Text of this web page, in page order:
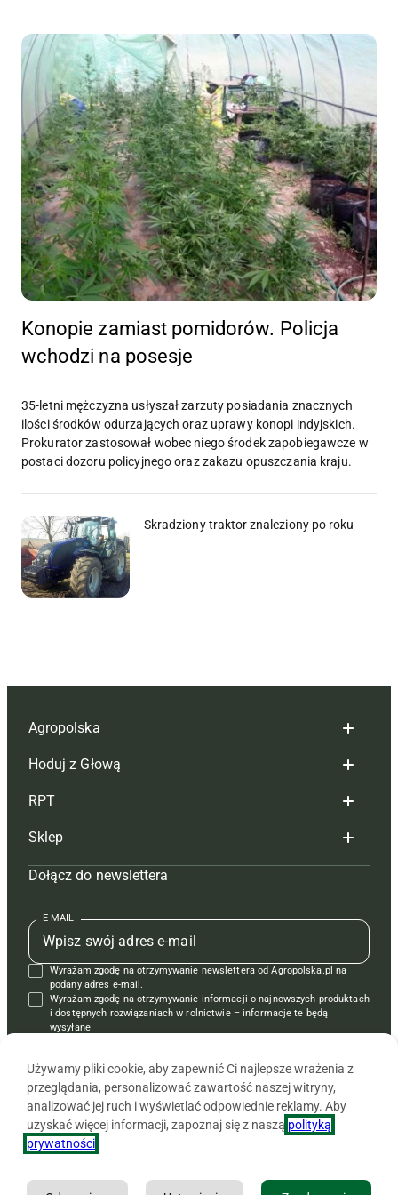
Konopie zamiast pomidorów. Policja
wchodzi na posesje
35-letni mężczyzna usłyszał zarzuty posiadania znacznych
ilości środków odurzających oraz uprawy konopi indyjskich.
Prokurator zastosował wobec niego środek zapobiegawcze w
postaci dozoru policyjnego oraz zakazu opuszczania kraju.
Skradziony traktor znaleziony po roku
Agropolska
Redakcja
Reklama
Tagi
Mapa serwisu
Kontakt
Regulamin
Polityka prywatności
Hoduj z Głową
Hoduj z głową bydło
Hoduj z głową świnie
Prenumerata
Redakcja
Kontakt
Reklama
RPT
Redakcja
Prenumerata
Reklama
Kontakt
Krzyżówki
Sklep
Czasopisma i prenumerata
Książki
Regulamin
Dołącz do newslettera
E-MAIL
Wyrażam zgodę na otrzymywanie newslettera od Agropolska.pl na
podany adres e-mail.
Wyrażam zgodę na otrzymywanie informacji o najnowszych produktach
i dostępnych rozwiązaniach w rolnictwie – informacje te będą
wysyłane
Używamy pliki cookie, aby zapewnić Ci najlepsze wrażenia z
przeglądania, personalizować zawartość naszej witryny,
analizować jej ruch i wyświetlać odpowiednie reklamy. Aby
uzyskać więcej informacji, zapoznaj się z naszą polityką
prywatności